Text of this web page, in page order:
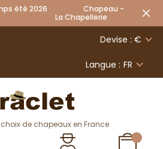
été 2026 Chapeau -
La Chapellerie
Devise : €
Langue : FR
de chapeaux en France